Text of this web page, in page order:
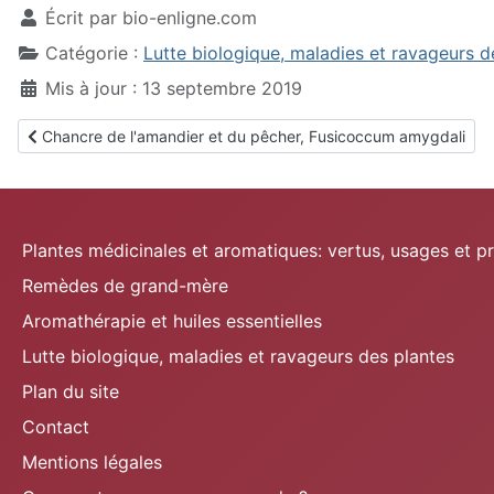
Écrit par bio-enligne.com
Catégorie : Lutte biologique, maladies et ravageurs
Mis à jour : 13 septembre 2019
Article précédent : Chancre de l'amandier et du pêcher,
Chancre de l'amandier et du pêcher, Fusicoccum amygdali
Plantes médicinales et aromatiques: vertus, usages et
Remèdes de grand-mère
Aromathérapie et huiles essentielles
Lutte biologique, maladies et ravageurs des plantes
Plan du site
Contact
Mentions légales